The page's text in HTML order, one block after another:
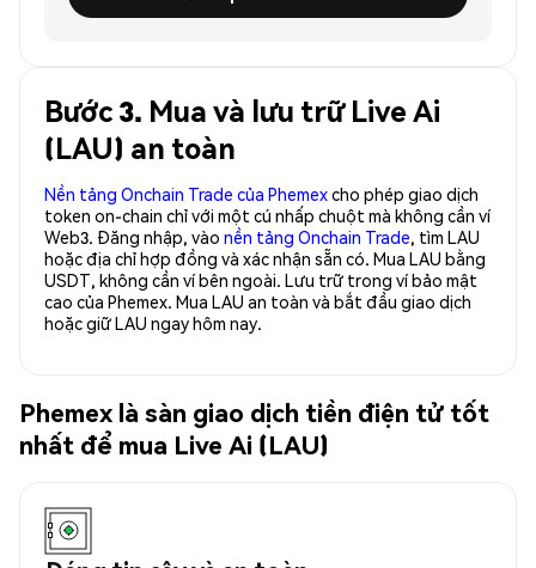
Bước 3. Mua và lưu trữ Live Ai
(LAU) an toàn
Nền tảng Onchain Trade của Phemexcho phép giao dịch
token on-chain chỉ với một cú nhấp chuột mà không cần ví
Web3. Đăng nhập, vào nền tảng Onchain Trade, tìm LAU
hoặc địa chỉ hợp đồng và xác nhận sẵn có. Mua LAU bằng
USDT, không cần ví bên ngoài. Lưu trữ trong ví bảo mật
cao của Phemex. Mua LAU an toàn và bắt đầu giao dịch
hoặc giữ LAU ngay hôm nay.
Phemex là sàn giao dịch tiền điện tử tốt
nhất để mua Live Ai (LAU)